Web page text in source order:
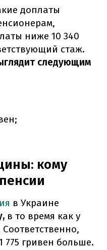
доплаты
ниже 10 340
стаж.
следующим
кому
в Украине
в то время как у
гривен больше.